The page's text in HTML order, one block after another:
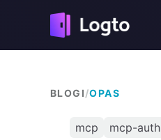
BLOGI/OPAS
mcp mcp-auth